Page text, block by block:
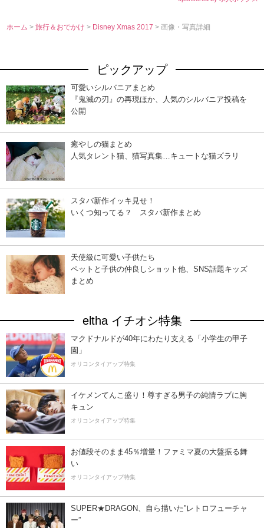
ホーム >旅行＆おでかけ> Disney Xmas 2017> 画像・写真詳細
ピックアップ
可愛いシルバニアまとめ
『鬼滅の刃』の再現ほか、人気のシルバニア投稿を
公開
癒やしの猫まとめ
人気タレント猫、猫写真集…キュートな猫ズラリ
スタバ新作イッキ見せ！
いくつ知ってる？ スタバ新作まとめ
天使級に可愛い子供たち
ペットと子供の仲良しショット他、SNS話題キッズ
まとめ
eltha イチオシ特集
マクドナルドが40年にわたり支える「小学生の甲子
園」
オリコンタイアップ特集
イケメンてんこ盛り！尊すぎる男子の純情ラブに胸
キュン
オリコンタイアップ特集
お値段そのまま45％増量！ファミマ夏の大盤振る舞
い
オリコンタイアップ特集
SUPER★DRAGON、自ら描いた”レトロフューチャ
ー”